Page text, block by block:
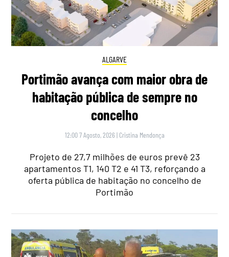
ALGARVE
Portimão avança com maior obra de
habitação pública de sempre no
concelho
12:00 7 Agosto, 2026 | Cristina Mendonça
Projeto de 27,7 milhões de euros prevê 23
apartamentos T1, 140 T2 e 41 T3, reforçando a
oferta pública de habitação no concelho de
Portimão